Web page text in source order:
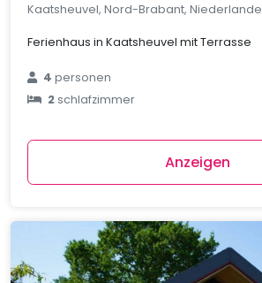
Kaatsheuvel, Nord-Brabant, Niederlande
Ferienhaus in Kaatsheuvel mit Terrasse
4personen
2schlafzimmer
Anzeigen